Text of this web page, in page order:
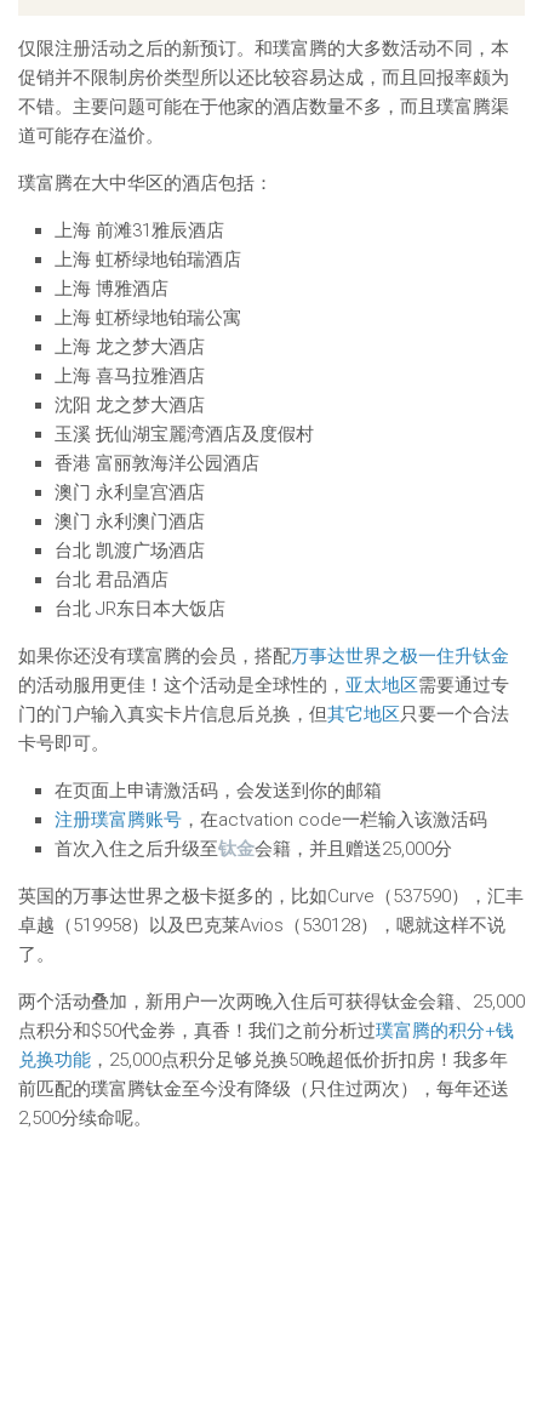
仅限注册活动之后的新预订。和璞富腾的大多数活动不同，本
促销并不限制房价类型所以还比较容易达成，而且回报率颇为
不错。主要问题可能在于他家的酒店数量不多，而且璞富腾渠
道可能存在溢价。
璞富腾在大中华区的酒店包括：
上海 前滩31雅辰酒店
上海 虹桥绿地铂瑞酒店
上海 博雅酒店
上海 虹桥绿地铂瑞公寓
上海 龙之梦大酒店
上海 喜马拉雅酒店
沈阳 龙之梦大酒店
玉溪 抚仙湖宝麗湾酒店及度假村
香港 富丽敦海洋公园酒店
澳门 永利皇宫酒店
澳门 永利澳门酒店
台北 凯渡广场酒店
台北 君品酒店
台北 JR东日本大饭店
如果你还没有璞富腾的会员，搭配万事达世界之极一住升钛金
的活动服用更佳！这个活动是全球性的， 亚太地区需要通过专
门的门户输入真实卡片信息后兑换，但其它地区只要一个合法
卡号即可。
在页面上申请激活码，会发送到你的邮箱
注册璞富腾账号 ，在actvation code一栏输入该激活码
首次入住之后升级至钛金会籍，并且赠送25,000分
英国的万事达世界之极卡挺多的，比如Curve（537590），汇丰
卓越（519958）以及巴克莱Avios（530128），嗯就这样不说
了。
两个活动叠加，新用户一次两晚入住后可获得钛金会籍、25,000
点积分和$50代金券，真香！我们之前分析过璞富腾的积分+钱
兑换功能 ，25,000点积分足够兑换50晚超低价折扣房！我多年
前匹配的璞富腾钛金至今没有降级（只住过两次），每年还送
2,500分续命呢。